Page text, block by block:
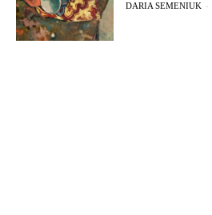
DARIA SEMENIUK -